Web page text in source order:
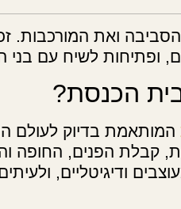
ואת המורכבות.
ופתיחות לשיח עם
הכנסת?
המותאמת בדיוק לעולם
קבלת הפנים, החופה
ודיגיטליים,